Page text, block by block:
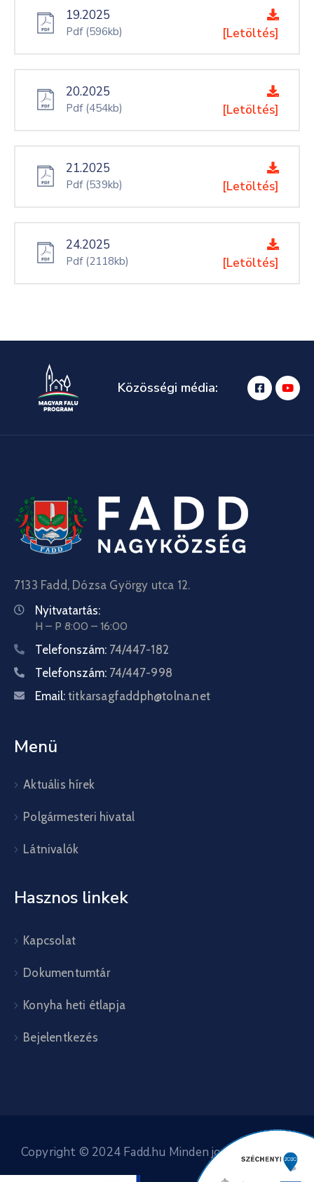
19.2025
Pdf (596kb) [Letöltés]
20.2025
Pdf (454kb) [Letöltés]
21.2025
Pdf (539kb) [Letöltés]
24.2025
Pdf (2118kb) [Letöltés]
Közösségi média:
7133 Fadd, Dózsa György utca 12.
Nyitvatartás:
H – P 8:00 – 16:00
Telefonszám: 74/447-182
Telefonszám: 74/447-998
Email: titkarsagfaddph@tolna.net
Menü
Aktuális hírek
Polgármesteri hivatal
Látnivalók
Hasznos linkek
Kapcsolat
Dokumentumtár
Konyha heti étlapja
Bejelentkezés
Copyright © 2024 Fadd.hu Minden jog fenntartva.